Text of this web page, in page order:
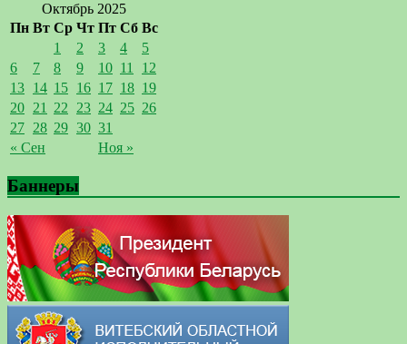
Октябрь 2025
Пн Вт Ср Чт Пт Сб Вс
« Сен Ноя »
1 2 3 4
5
6
7 8 9 10 11
12
13 14 15 16 17 18 19
20 21 22 23 24 25 26
27 28 29 30 31
Баннеры